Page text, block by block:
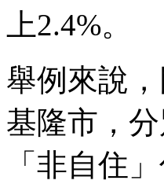
上2.4%。
舉例來說
基隆市，
「非自住